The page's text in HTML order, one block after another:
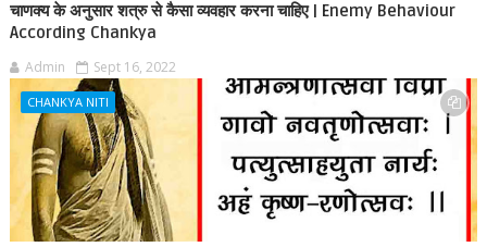
चाणक्य के अनुसार शत्रु से कैसा व्यवहार करना चाहिए | Enemy Behaviour
According Chankya
Admin Sept 16, 2022
CHANKYA NITI